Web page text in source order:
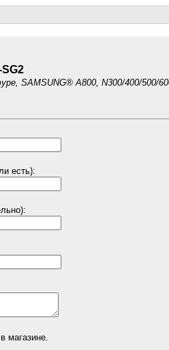
SAMSUNG® A800, N300/400/500/
есть):
магазине.